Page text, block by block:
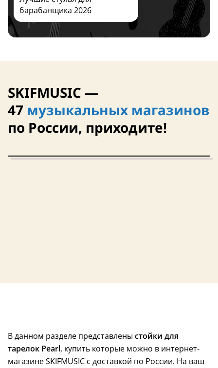
29 сентября Завтра
барабанщика 2026
SKIFMUSIC —
47 музыкальных магазинов
по России, приходите!
В данном разделе представлены стойки для
тарелок Pearl, купить которые можно в интернет-
магазине SKIFMUSIC с доставкой по России. На ваш